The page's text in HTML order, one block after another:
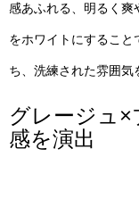
感あふれる、明るく爽
をホワイトにすること
ち、洗練された雰囲気
グレージュ×
感を演出